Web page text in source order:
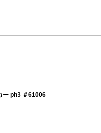
ー ph3 ＃61006